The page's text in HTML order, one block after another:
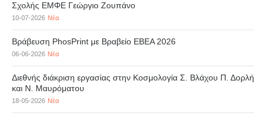
Σχολής ΕΜΦΕ Γεώργιο Ζουπάνο
10-07-2026 Νέα
Βράβευση PhosPrint με Βραβείο ΕΒΕΑ 2026
06-06-2026 Νέα
Διεθνής διάκριση εργασίας στην Κοσμολογία Σ. Βλάχου Π. Δορλή
και Ν. Μαυρόματου
18-05-2026 Νέα